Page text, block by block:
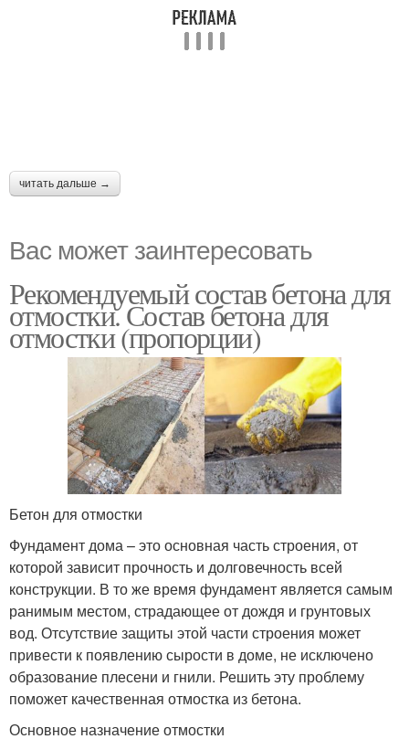
читать дальше →
Вас может заинтересовать
Рекомендуемый состав бетона для
отмостки. Состав бетона для
отмостки (пропорции)
Бетон для отмостки
Фундамент дома – это основная часть строения, от
которой зависит прочность и долговечность всей
конструкции. В то же время фундамент является самым
ранимым местом, страдающее от дождя и грунтовых
вод. Отсутствие защиты этой части строения может
привести к появлению сырости в доме, не исключено
образование плесени и гнили. Решить эту проблему
поможет качественная отмостка из бетона.
Основное назначение отмостки